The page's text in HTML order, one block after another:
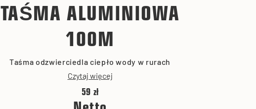
TAŚMA ALUMINIOWA
100M
Taśma odzwierciedla ciepło wody w rurach
Czytaj więcej
59 zł